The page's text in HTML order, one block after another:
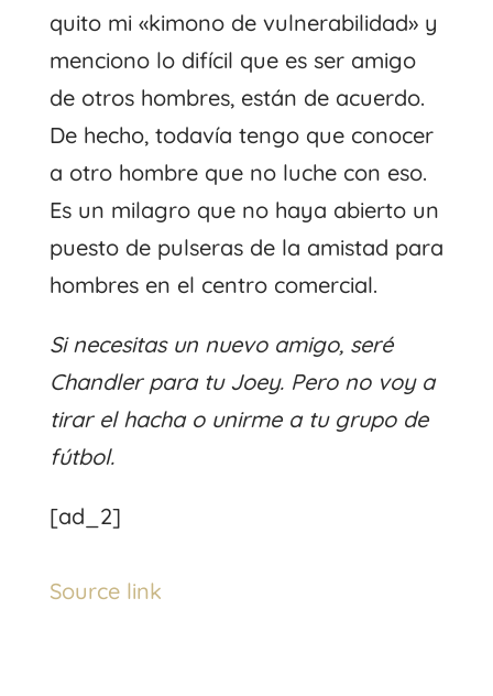
quito mi «kimono de vulnerabilidad» y
menciono lo difícil que es ser amigo
de otros hombres, están de acuerdo.
De hecho, todavía tengo que conocer
a otro hombre que no luche con eso.
Es un milagro que no haya abierto un
puesto de pulseras de la amistad para
hombres en el centro comercial.
Si necesitas un nuevo amigo, seré
Chandler para tu Joey. Pero no voy a
tirar el hacha o unirme a tu grupo de
fútbol.
[ad_2]
Source link